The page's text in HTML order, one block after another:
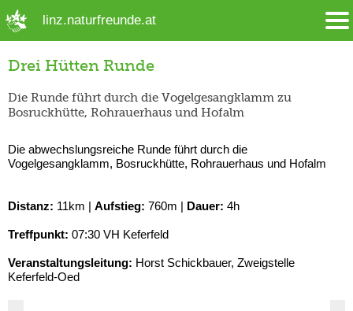
linz.naturfreunde.at
Drei Hütten Runde
Die Runde führt durch die Vogelgesangklamm zu
Bosruckhütte, Rohrauerhaus und Hofalm
Die abwechslungsreiche Runde führt durch die
Vogelgesangklamm, Bosruckhütte, Rohrauerhaus und Hofalm
Distanz: 11km | Aufstieg: 760m | Dauer: 4h
Treffpunkt: 07:30 VH Keferfeld
Veranstaltungsleitung: Horst Schickbauer, Zweigstelle
Keferfeld-Oed